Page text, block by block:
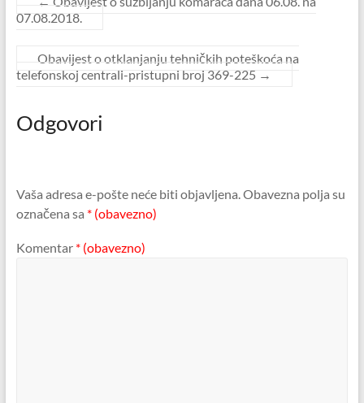
07.08.2018.
Obavijest o otklanjanju tehničkih poteškoća na
telefonskoj centrali-pristupni broj 369-225 →
Odgovori
Vaša adresa e-pošte neće biti objavljena.Obavezna polja su
označena sa * (obavezno)
Komentar * (obavezno)